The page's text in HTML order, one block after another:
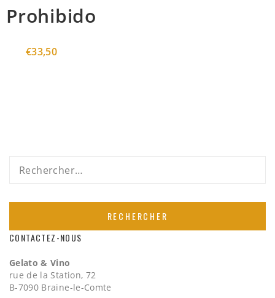
Prohibido
€33,50
Rechercher :
CONTACTEZ-NOUS
Gelato & Vino
rue de la Station, 72
B-7090 Braine-le-Comte